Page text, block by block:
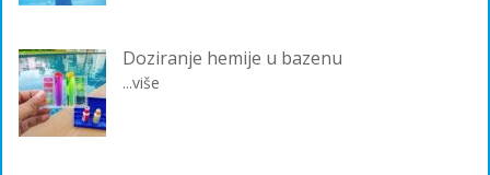
Doziranje hemije u bazenu
...više